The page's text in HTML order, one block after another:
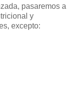
pasaremos a
y
excepto: